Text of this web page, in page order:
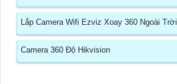
Lắp Camera Wifi Ezviz Xoay 360 Ngoài Trời
Camera 360 Độ Hikvision